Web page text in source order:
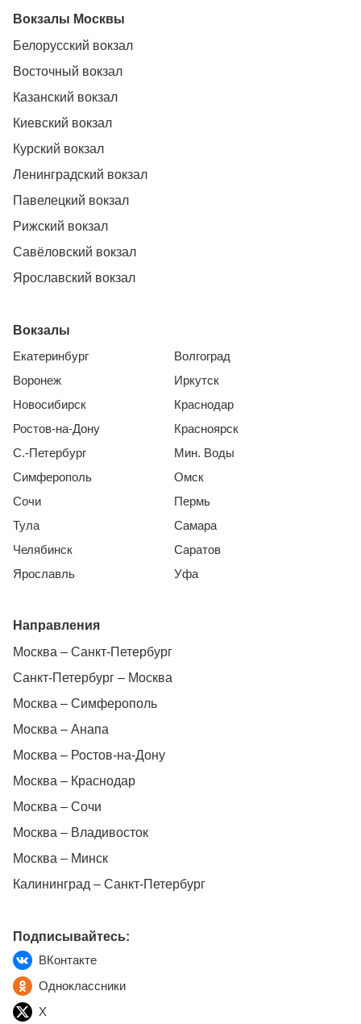
Вокзалы Москвы
Белорусский вокзал
Восточный вокзал
Казанский вокзал
Киевский вокзал
Курский вокзал
Ленинградский вокзал
Павелецкий вокзал
Рижский вокзал
Савёловский вокзал
Ярославский вокзал
Вокзалы
Екатеринбург
Воронеж
Новосибирск
Ростов-на-Дону
С.-Петербург
Симферополь
Сочи
Тула
Челябинск
Ярославль
Волгоград
Иркутск
Краснодар
Красноярск
Мин. Воды
Омск
Пермь
Самара
Саратов
Уфа
Направления
Москва – Санкт-Петербург
Санкт-Петербург – Москва
Москва – Симферополь
Москва – Анапа
Москва – Ростов-на-Дону
Москва – Краснодар
Москва – Сочи
Москва – Владивосток
Москва – Минск
Калининград – Санкт-Петербург
Подписывайтесь:
ВКонтакте
Одноклассники
X